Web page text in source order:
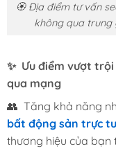
🏵️ Địa điểm tư vấn
không qua trung
✨ Ưu điểm vượt
qua mạng
👥 Tăng khả năng
bất động sản trực
thương hiệu của